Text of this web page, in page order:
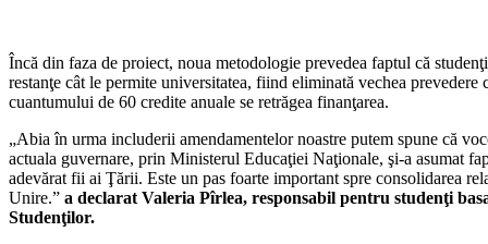
Încă din faza de proiect, noua metodologie prevedea faptul că
restanţe cât le permite universitatea, fiind eliminată vechea
cuantumului de 60 credite anuale se retrăgea finanţarea.
„Abia în urma includerii amendamentelor noastre putem spune că
actuala guvernare, prin Ministerul Educaţiei Naţionale, şi-a asumat
adevărat fii ai Ţării. Este un pas foarte important spre consolidarea
Unire.” a declarat Valeria Pîrlea, responsabil pentru studenţi
Studenţilor.